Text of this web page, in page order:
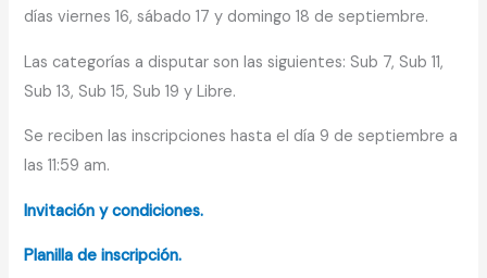
días viernes 16, sábado 17 y domingo 18 de septiembre.
Las categorías a disputar son las siguientes: Sub 7, Sub 11,
Sub 13, Sub 15, Sub 19 y Libre.
Se reciben las inscripciones hasta el día 9 de septiembre a
las 11:59 am.
Invitación y condiciones.
Planilla de inscripción.